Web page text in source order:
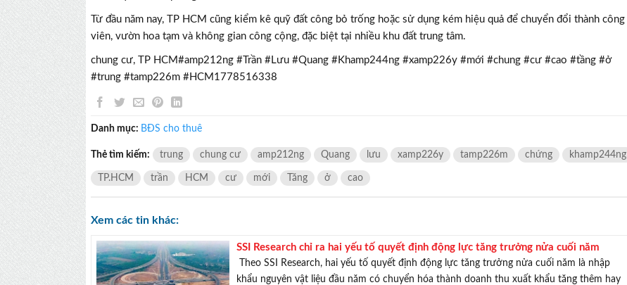
Từ đầu năm nay, TP HCM cũng kiểm kê quỹ đất công bỏ trống hoặc sử dụng kém hiệu quả để chuyển đổi thành công
viên, vườn hoa tạm và không gian công cộng, đặc biệt tại nhiều khu đất trung tâm.
chung cư, TP HCM#amp212ng #Trần #Lưu #Quang #Khamp244ng #xamp226y #mới #chung #cư #cao #tầng #ở
#trung #tamp226m #HCM1778516338
Danh mục: BĐS cho thuê
Thẻ tìm kiếm: trung chung cư amp212ng Quang lưu xamp226y tamp226m chứng khamp244ng
TP.HCM trần HCM cư mới Tăng ở cao
Xem các tin khác:
SSI Research chỉ ra hai yếu tố quyết định động lực tăng trưởng nửa cuối năm
Theo SSI Research, hai yếu tố quyết định động lực tăng trưởng nửa cuối năm là nhập
khẩu nguyên vật liệu đầu năm có chuyển hóa thành doanh thu xuất khẩu tăng thêm hay